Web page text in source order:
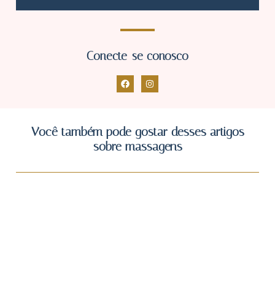
Conecte-se conosco
Você também pode gostar desses artigos
sobre massagens